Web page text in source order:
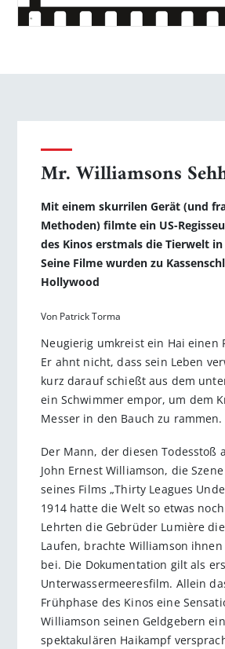
Mr. Williamsons
Mit einem skurrilen Gerät (und
Methoden) filmte ein US-
des Kinos erstmals die Tierwelt in
Seine Filme wurden zu
Hollywood
Von Patrick Torma
Neugierig umkreist ein Hai einen
Er ahnt nicht, dass sein Leben
kurz darauf schießt aus dem
ein Schwimmer empor, um dem
Messer in den Bauch zu rammen.
Der Mann, der diesen Todesstoß
John Ernest Williamson, die
seines Films „Thirty Leagues
1914 hatte die Welt so etwas
Lehrten die Gebrüder Lumière
Laufen, brachte Williamson ihnen
bei. Die Dokumentation gilt als
Unterwassermeeresfilm. Allein
Frühphase des Kinos eine
Williamson seinen Geldgebern
spektakulären Haikampf